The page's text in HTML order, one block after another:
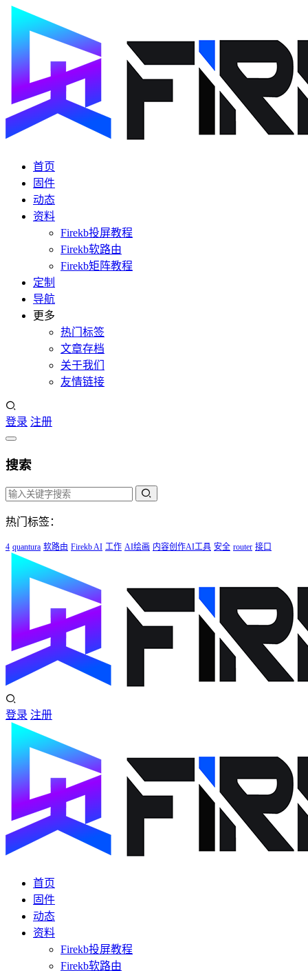
首页
固件
动态
资料
Firekb投屏教程
Firekb软路由
Firekb矩阵教程
定制
导航
更多
热门标签
文章存档
关于我们
友情链接
登录 注册
搜索
热门标签：
4 quantura 软路由 Firekb AI 工作 AI绘画 内容创作AI工具 安全 router 接口
登录 注册
首页
固件
动态
资料
Firekb投屏教程
Firekb软路由